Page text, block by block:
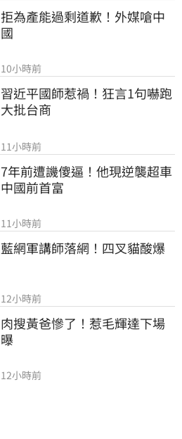
拒為產能過剩道歉！外媒嗆中
國
10小時前
習近平國師惹禍！狂言1句嚇跑
大批台商
11小時前
7年前遭譏傻逼！他現逆襲超車
中國前首富
11小時前
藍網軍講師落網！四叉貓酸爆
12小時前
肉搜黃爸慘了！惹毛輝達下場
曝
12小時前